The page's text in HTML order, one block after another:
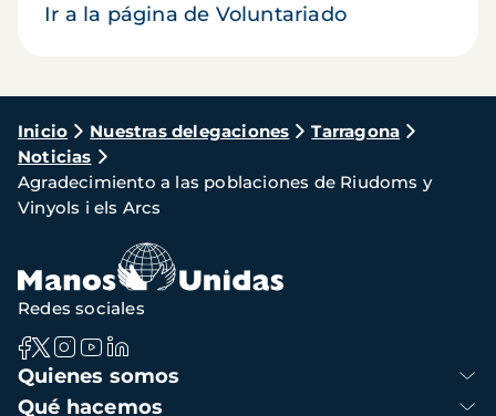
Ir a la página de Voluntariado
Ruta
de
navegación
Inicio Nuestras delegaciones
Tarragona
Noticias
Agradecimiento a las poblaciones de Riudoms y
Vinyols i els Arcs
Navegación
principal
Quienes somos
Qué hacemos
Redes sociales